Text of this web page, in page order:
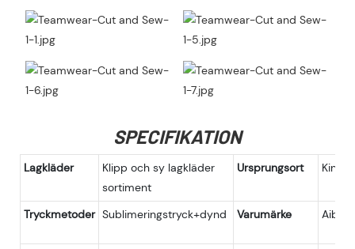
SPECIFIKATION
Lagkläder
Klipp och sy lagkläder
sortiment
Ursprungsort Kina,
Tryckmetoder Sublimeringstryck+dynd Varumärke Aibort